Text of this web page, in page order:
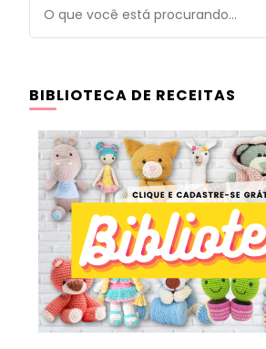
Procurando
algo?
BIBLIOTECA DE RECEITAS